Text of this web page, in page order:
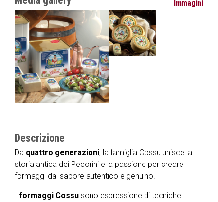
Immagini
Descrizione
Da quattro generazioni, la famiglia Cossu unisce la
storia antica dei Pecorini e la passione per creare
formaggi dal sapore autentico e genuino.
I formaggi Cossu sono espressione di tecniche